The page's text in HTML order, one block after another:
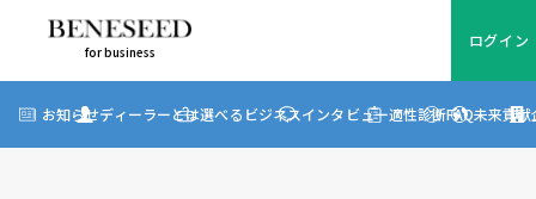
for business
お知らせ
ディーラーとは
for business
ログイン
お知らせディーラーとは選べるビジネスインタビュー適性診断
? FAQ未来貢献